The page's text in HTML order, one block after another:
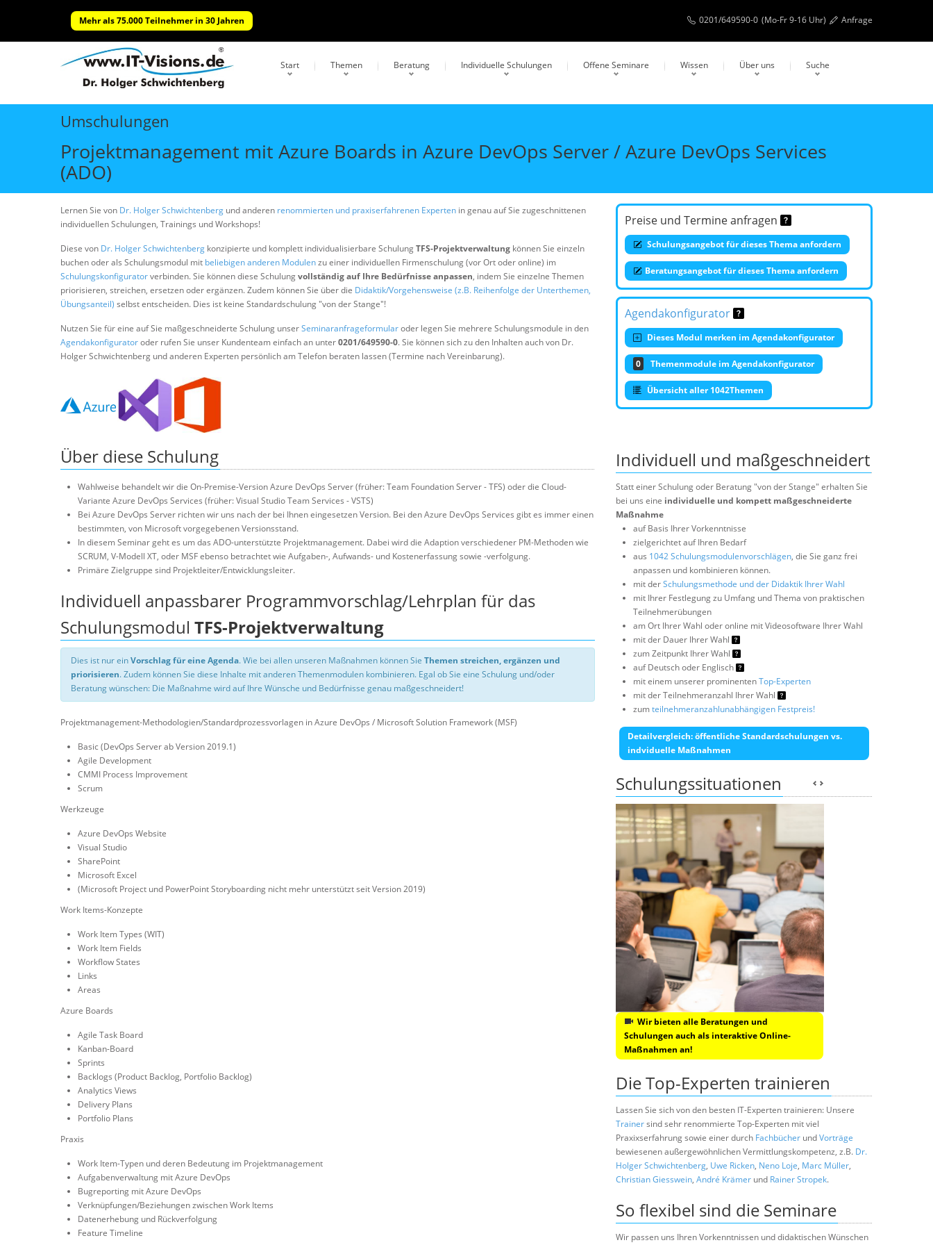
Mehr als 75.000 Teilnehmer in 30 Jahren 0201/649590-0 (Mo-Fr 9-16 Uhr) Anfrage
Start Themen Beratung Individuelle Schulungen Offene Seminare Wissen Über uns Suche
Umschulungen
Projektmanagement mit Azure Boards in Azure DevOps Server / Azure DevOps Services
(ADO)
Lernen Sie von Dr. Holger Schwichtenberg und anderen renommierten und praxiserfahrenen Experten in genau auf Sie zugeschnittenen
individuellen Schulungen, Trainings und Workshops!
Diese von Dr. Holger Schwichtenberg konzipierte und komplett individualisierbare SchulungTFS-Projektverwaltung können Sie einzeln
buchen oder als Schulungsmodul mit beliebigen anderen Modulenzu einer individuellen Firmenschulung (vor Ort oder online) im
Schulungskonfiguratorverbinden. Sie können diese Schulungvollständig auf Ihre Bedürfnisse anpassen, indem Sie einzelne Themen
priorisieren, streichen, ersetzen oder ergänzen. Zudem können Sie über die Didaktik/Vorgehensweise (z.B. Reihenfolge der Unterthemen,
Übungsanteil) selbst entscheiden. Dies ist keine Standardschulung "von der Stange"!
Nutzen Sie für eine auf Sie maßgeschneiderte Schulung unserSeminaranfrageformularoder legen Sie mehrere Schulungsmodule in den
Agendakonfiguratoroder rufen Sie unser Kundenteam einfach an unter0201/649590-0. Sie können sich zu den Inhalten auch von Dr.
Holger Schwichtenberg und anderen Experten persönlich am Telefon beraten lassen (Termine nach Vereinbarung).
Preise und Termine anfragen
Schulungsangebot für dieses Thema anfordern
Beratungsangebot für dieses Thema anfordern
Agendakonfigurator
Dieses Modul merken im Agendakonfigurator
0 Themenmodule im Agendakonfigurator
Übersicht aller 1042Themen
Über diese Schulung
Wahlweise behandelt wir die On-Premise-Version Azure DevOps Server (früher: Team Foundation Server - TFS) oder die Cloud-
Variante Azure DevOps Services (früher: Visual Studio Team Services - VSTS)
Bei Azure DevOps Server richten wir uns nach der bei Ihnen eingesetzen Version. Bei den Azure DevOps Services gibt es immer einen
bestimmten, von Microsoft vorgegebenen Versionsstand.
In diesem Seminar geht es um das ADO-unterstützte Projektmanagement. Dabei wird die Adaption verschiedener PM-Methoden wie
SCRUM, V-Modell XT, oder MSF ebenso betrachtet wie Aufgaben-, Aufwands- und Kostenerfassung sowie -verfolgung.
Primäre Zielgruppe sind Projektleiter/Entwicklungsleiter.
Individuell anpassbarer Programmvorschlag/Lehrplan für das
Schulungsmodul TFS-Projektverwaltung
Dies ist nur einVorschlag für eine Agenda. Wie bei allen unseren Maßnahmen können Sie Themen streichen, ergänzen und
priorisieren. Zudem können Sie diese Inhalte mit anderen Themenmodulen kombinieren. Egal ob Sie eine Schulung und/oder
Beratung wünschen: Die Maßnahme wird auf Ihre Wünsche und Bedürfnisse genau maßgeschneidert!
Projektmanagement-Methodologien/Standardprozessvorlagen in Azure DevOps / Microsoft Solution Framework (MSF)
Basic (DevOps Server ab Version 2019.1)
Agile Development
CMMI Process Improvement
Scrum
Werkzeuge
Azure DevOps Website
Visual Studio
SharePoint
Microsoft Excel
(Microsoft Project und PowerPoint Storyboarding nicht mehr unterstützt seit Version 2019)
Work Items-Konzepte
Work Item Types (WIT)
Work Item Fields
Workflow States
Links
Areas
Azure Boards
Agile Task Board
Kanban-Board
Sprints
Backlogs (Product Backlog, Portfolio Backlog)
Analytics Views
Delivery Plans
Portfolio Plans
Praxis
Work Item-Typen und deren Bedeutung im Projektmanagement
Aufgabenverwaltung mit Azure DevOps
Bugreporting mit Azure DevOps
Verknüpfungen/Beziehungen zwischen Work Items
Datenerhebung und Rückverfolgung
Feature Timeline
Individuell und maßgeschneidert
Statt einer Schulung oder Beratung "von der Stange" erhalten Sie
bei uns eine individuelle und kompett maßgeschneiderte
Maßnahme
auf Basis Ihrer Vorkenntnisse
zielgerichtet auf Ihren Bedarf
aus 1042 Schulungsmodulenvorschlägen, die Sie ganz frei
anpassen und kombinieren können.
mit derSchulungsmethode und der Didaktik Ihrer Wahl
mit Ihrer Festlegung zu Umfang und Thema von praktischen
Teilnehmerübungen
am Ort Ihrer Wahl oder online mit Videosoftware Ihrer Wahl
mit der Dauer Ihrer Wahl
zum Zeitpunkt Ihrer Wahl
auf Deutsch oder Englisch
mit einem unserer prominentenTop-Experten
mit der Teilnehmeranzahl Ihrer Wahl
zumteilnehmeranzahlunabhängigen Festpreis!
Detailvergleich: öffentliche Standardschulungen vs.
indviduelle Maßnahmen
Schulungssituationen
Wir bieten alle Beratungen und
Schulungen auch als interaktive Online-
Maßnahmen an!
Die Top-Experten trainieren
Lassen Sie sich von den besten IT-Experten trainieren: Unsere
Trainersind sehr renommierte Top-Experten mit viel
Praxixserfahrung sowie einer durch Fachbücher undVorträge
bewiesenen außergewöhnlichen Vermittlungskompetenz, z.B. Dr.
Holger Schwichtenberg, Uwe Ricken, Neno Loje, Marc Müller,
Christian Giesswein, André Krämer und Rainer Stropek.
So flexibel sind die Seminare
Wir passen uns Ihren Vorkenntnissen und didaktischen Wünschen